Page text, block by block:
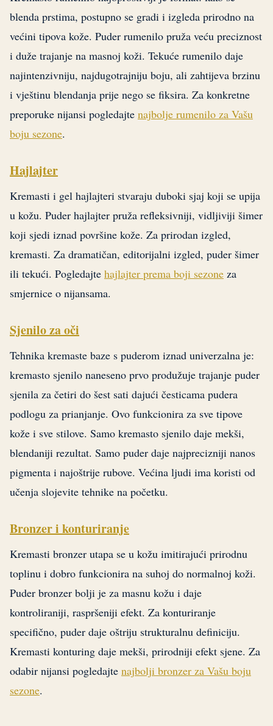
blenda prstima, postupno se gradi i izgleda prirodno na
većini tipova kože. Puder rumenilo pruža veću preciznost
i duže trajanje na masnoj koži. Tekuće rumenilo daje
najintenzivniju, najdugotrajniju boju, ali zahtijeva brzinu
i vještinu blendanja prije nego se fiksira. Za konkretne
preporuke nijansi pogledajte najbolje rumenilo za Vašu
boju sezone.
Hajlajter
Kremasti i gel hajlajteri stvaraju duboki sjaj koji se upija
u kožu. Puder hajlajter pruža refleksivniji, vidljiviji šimer
koji sjedi iznad površine kože. Za prirodan izgled,
kremasti. Za dramatičan, editorijalni izgled, puder šimer
ili tekući. Pogledajte hajlajter prema boji sezone za
smjernice o nijansama.
Sjenilo za oči
Tehnika kremaste baze s puderom iznad univerzalna je:
kremasto sjenilo naneseno prvo produžuje trajanje puder
sjenila za četiri do šest sati dajući česticama pudera
podlogu za prianjanje. Ovo funkcionira za sve tipove
kože i sve stilove. Samo kremasto sjenilo daje mekši,
blendaniji rezultat. Samo puder daje najprecizniji nanos
pigmenta i najoštrije rubove. Većina ljudi ima koristi od
učenja slojevite tehnike na početku.
Bronzer i konturiranje
Kremasti bronzer utapa se u kožu imitirajući prirodnu
toplinu i dobro funkcionira na suhoj do normalnoj koži.
Puder bronzer bolji je za masnu kožu i daje
kontroliraniji, raspršeniji efekt. Za konturiranje
specifično, puder daje oštriju strukturalnu definiciju.
Kremasti konturing daje mekši, prirodniji efekt sjene. Za
odabir nijansi pogledajte najbolji bronzer za Vašu boju
sezone.